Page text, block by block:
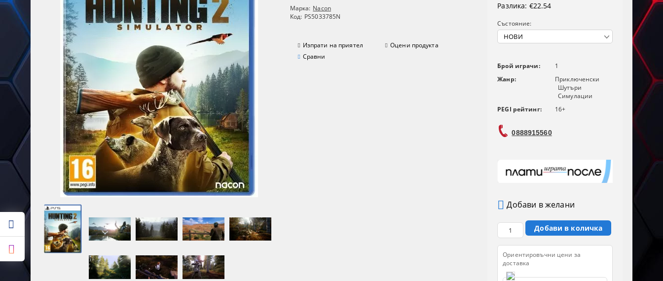
Марка: Nacon
Код: PS5033785N
Изпрати на приятел
Оцени продукта
Сравни
Разлика: €22.54
Състояние:
Брой играчи:
1
Жанр:
Приключенски
Шутъри
Симулации
PEGI рейтинг:
16+
0888915560
Добави в желани
Ориентировъчни цени за
доставка